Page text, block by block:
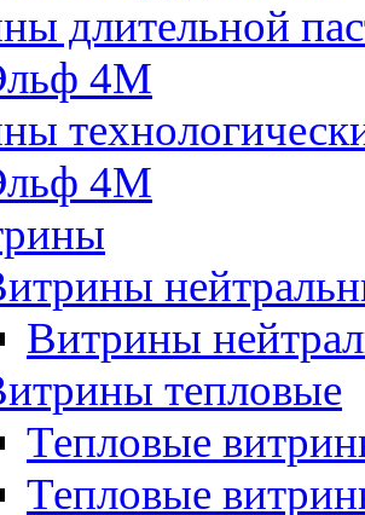
длительной
4М
4М
Витрины
тепловые
Тепловые
Тепловые